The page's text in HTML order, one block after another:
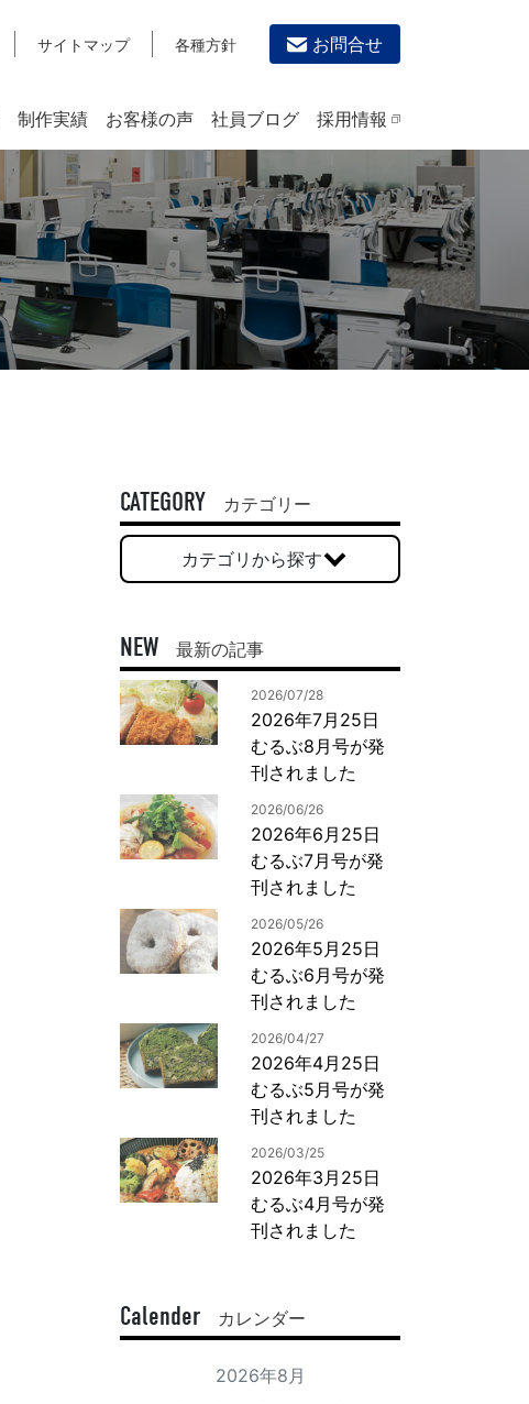
サイトマップ 各種方針 お問合せ
沿革
一般事業主行動計画
デザイン作成・印刷サービス
PRINTING
チラシ/フライヤーデザインの制作・印刷
カタログデザインの制作・印刷
冊子/パンフレットのデザイン制作・印刷
学校・会社案内パンフレット制作・印刷
一般印刷 （オンデマンド・オフセット）
ユニバーサル・コミュニケーション・デザイン
動画制作・映像撮影（ドローン撮影）
イラスト・キャラクター制作
ロゴデザイン・CI設計
コピー・ライティング
電子ブック制作
自社メディア
制作実績 お客様の声 社員ブログ 採用情報
CATEGORY カテゴリー
カテゴリから探す
NEW 最新の記事
2026/07/28
2026年7月25日
むるぶ8月号が発
刊されました
2026/06/26
2026年6月25日
むるぶ7月号が発
刊されました
2026/05/26
2026年5月25日
むるぶ6月号が発
刊されました
2026/04/27
2026年4月25日
むるぶ5月号が発
刊されました
2026/03/25
2026年3月25日
むるぶ4月号が発
刊されました
Calender カレンダー
2026年8月